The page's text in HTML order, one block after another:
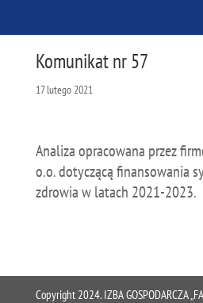
Komunikat nr 57
17 lutego 2021
Analiza opracowana przez
o.o. dotyczącą finansowania
zdrowia w latach 2021-2023.
Copyright 2024. IZBA GOSPODARCZA